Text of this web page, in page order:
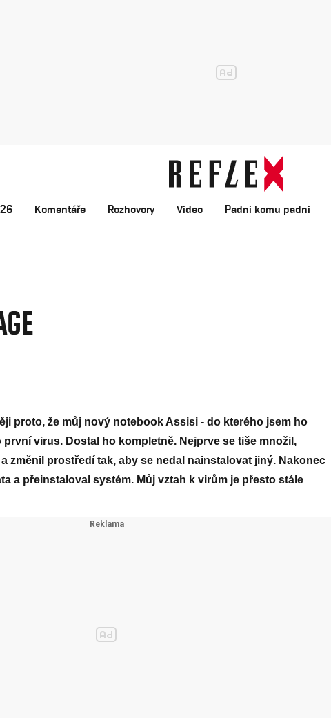
Komentáře Rozhovory Video Padni komu padni
proto, že můj nový notebook Assisi - do kterého jsem ho
první virus. Dostal ho kompletně. Nejprve se tiše množil,
změnil prostředí tak, aby se nedal nainstalovat jiný. Nakonec
a přeinstaloval systém. Můj vztah k virům je přesto stále